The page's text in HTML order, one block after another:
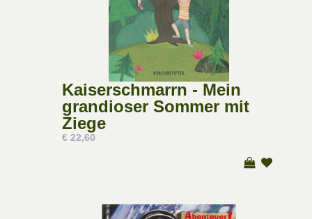
Kaiserschmarrn - Mein
grandioser Sommer mit
Ziege
€ 22,60